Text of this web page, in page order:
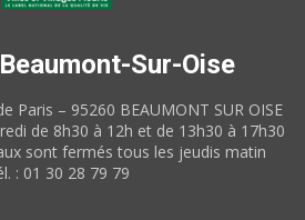
Sur-Oise
Paris – 95260 BEAUMONT SUR OISE
de 8h30 à 12h et de 13h30 à 17h30
sont fermés tous les jeudis matin
: 01 30 28 79 79